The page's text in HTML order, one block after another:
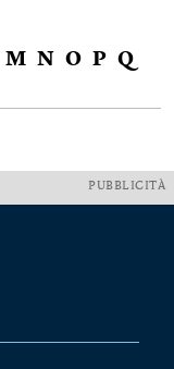
M N O P Q
PUBBLICITÀ